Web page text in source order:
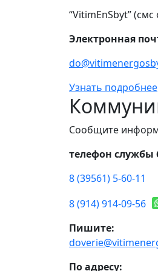
“VitimEnSbyt”
Электронная
Узнать подробнее
Сообщите
телефон службы
8 (39561) 5-60-11
8 (914) 914-09-56
Пишите:
По адресу: